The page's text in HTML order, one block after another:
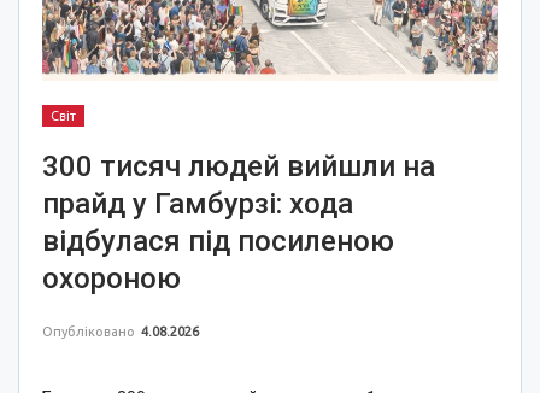
Світ
300 тисяч людей вийшли на
прайд у Гамбурзі: хода
відбулася під посиленою
охороною
Опубліковано 4.08.2026